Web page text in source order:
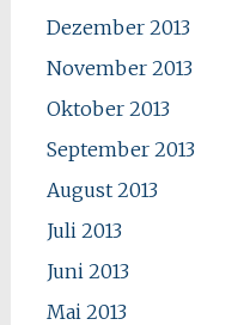
Dezember 2013
November 2013
Oktober 2013
September 2013
August 2013
Juli 2013
Juni 2013
Mai 2013